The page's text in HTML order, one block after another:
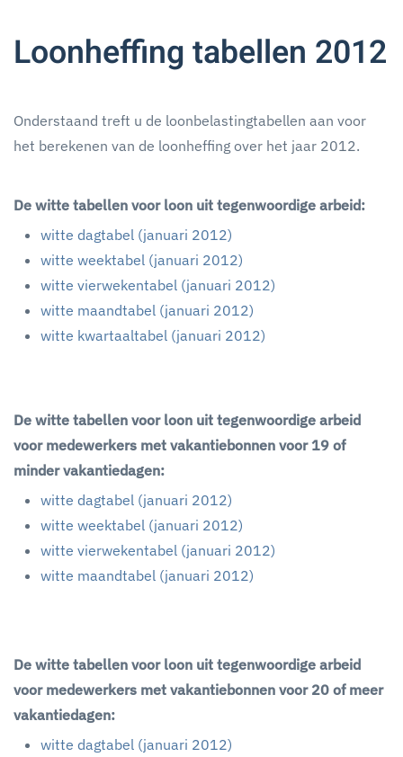
Loonheffing tabellen 2012
Onderstaand treft u de loonbelastingtabellen aan voor
het berekenen van de loonheffing over het jaar 2012.
De witte tabellen voor loon uit tegenwoordige arbeid:
witte dagtabel (januari 2012)
witte weektabel (januari 2012)
witte vierwekentabel (januari 2012)
witte maandtabel (januari 2012)
witte kwartaaltabel (januari 2012)
De witte tabellen voor loon uit tegenwoordige arbeid
voor medewerkers met vakantiebonnen voor 19 of
minder vakantiedagen:
witte dagtabel (januari 2012)
witte weektabel (januari 2012)
witte vierwekentabel (januari 2012)
witte maandtabel (januari 2012)
De witte tabellen voor loon uit tegenwoordige arbeid
voor medewerkers met vakantiebonnen voor 20 of meer
vakantiedagen:
witte dagtabel (januari 2012)